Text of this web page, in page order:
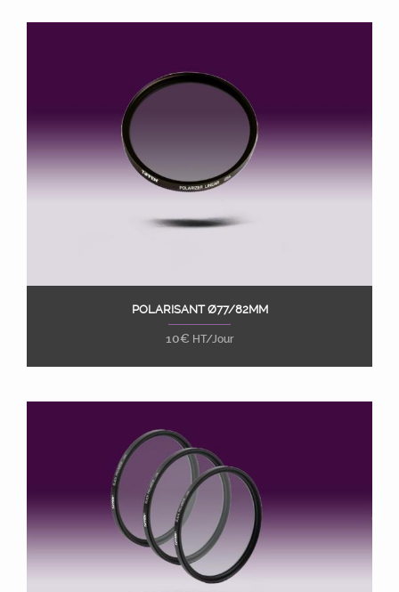
Ajouter au panier
POLARISANT Ø77/82MM
10€ HT/Jour